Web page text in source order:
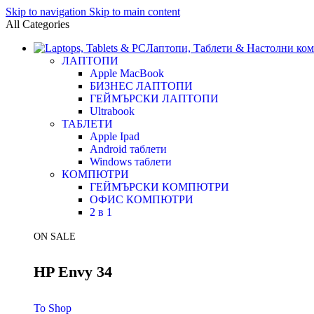
Skip to navigation Skip to main content
All Categories
Лаптопи, Таблети & Настолни
ЛАПТОПИ
Apple MacBook
БИЗНЕС ЛАПТОПИ
ГЕЙМЪРСКИ ЛАПТОПИ
Ultrabook
ТАБЛЕТИ
Apple Ipad
Android таблети
Windows таблети
КОМПЮТРИ
ГЕЙМЪРСКИ КОМПЮТРИ
ОФИС КОМПЮТРИ
2 в 1
ON SALE
HP Envy 34
To Shop